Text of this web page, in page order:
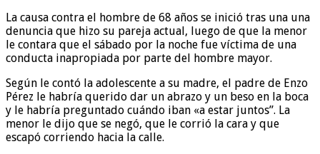
La causa contra el hombre de 68 años se inició tras una una
denuncia que hizo su pareja actual, luego de que la menor
le contara que el sábado por la noche fue víctima de una
conducta inapropiada por parte del hombre mayor.
Según le contó la adolescente a su madre, el padre de Enzo
Pérez le habría querido dar un abrazo y un beso en la boca
y le habría preguntado cuándo iban «a estar juntos”. La
menor le dijo que se negó, que le corrió la cara y que
escapó corriendo hacia la calle.